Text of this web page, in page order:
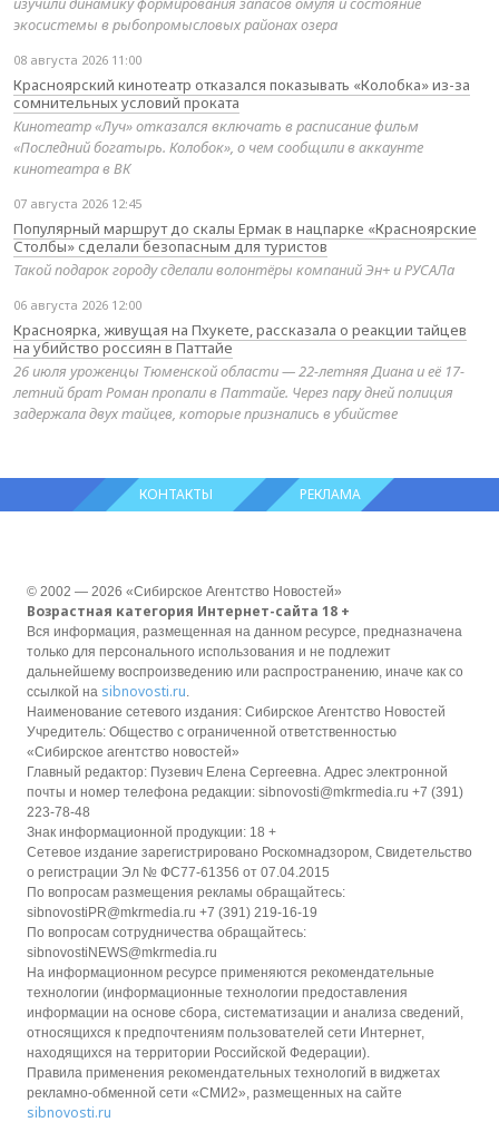
экосистемы в рыбопромысловых районах озера
08 августа 2026 11:00
Красноярский кинотеатр отказался показывать «Колобка» из-за
сомнительных условий проката
Кинотеатр «Луч» отказался включать в расписание фильм
«Последний богатырь. Колобок», о чем сообщили в аккаунте
кинотеатра в ВК
07 августа 2026 12:45
Популярный маршрут до скалы Ермак в нацпарке «Красноярские
Столбы» сделали безопасным для туристов
Такой подарок городу сделали волонтёры компаний Эн+ и РУСАЛа
06 августа 2026 12:00
Красноярка, живущая на Пхукете, рассказала о реакции тайцев
на убийство россиян в Паттайе
26 июля уроженцы Тюменской области — 22-летняя Диана и её 17-
летний брат Роман пропали в Паттайе. Через пару дней полиция
задержала двух тайцев, которые признались в убийстве
КОНТАКТЫ РЕКЛАМА
© 2002 — 2026 «Сибирское Агентство Новостей»
Возрастная категория Интернет-сайта 18 +
Вся информация, размещенная на данном ресурсе, предназначена
только для персонального использования и не подлежит
дальнейшему воспроизведению или распространению, иначе как со
ссылкой на sibnovosti.ru.
Наименование сетевого издания: Сибирское Агентство Новостей
Учредитель: Общество с ограниченной ответственностью
«Сибирское агентство новостей»
Главный редактор: Пузевич Елена Сергеевна. Адрес электронной
почты и номер телефона редакции: sibnovosti@mkrmedia.ru +7 (391)
223-78-48
Знак информационной продукции: 18 +
Сетевое издание зарегистрировано Роскомнадзором, Свидетельство
о регистрации Эл № ФС77-61356 от 07.04.2015
По вопросам размещения рекламы обращайтесь:
sibnovostiPR@mkrmedia.ru +7 (391) 219-16-19
По вопросам сотрудничества обращайтесь:
sibnovostiNEWS@mkrmedia.ru
На информационном ресурсе применяются рекомендательные
технологии (информационные технологии предоставления
информации на основе сбора, систематизации и анализа сведений,
относящихся к предпочтениям пользователей сети Интернет,
находящихся на территории Российской Федерации).
Правила применения рекомендательных технологий в виджетах
рекламно-обменной сети «СМИ2», размещенных на сайте
sibnovosti.ru